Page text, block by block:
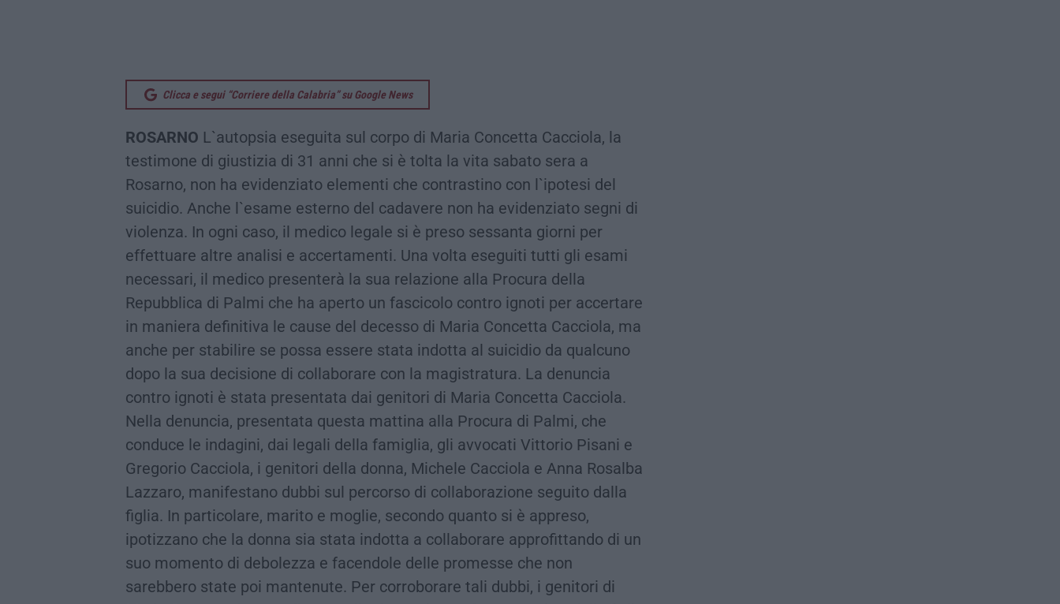
Clicca e segui “Corriere della Calabria” su Google News
ROSARNO L`autopsia eseguita sul corpo di Maria Concetta Cacciola, la
testimone di giustizia di 31 anni che si è tolta la vita sabato sera a
Rosarno, non ha evidenziato elementi che contrastino con l`ipotesi del
suicidio. Anche l`esame esterno del cadavere non ha evidenziato segni di
violenza. In ogni caso, il medico legale si è preso sessanta giorni per
effettuare altre analisi e accertamenti. Una volta eseguiti tutti gli esami
necessari, il medico presenterà la sua relazione alla Procura della
Repubblica di Palmi che ha aperto un fascicolo contro ignoti per accertare
in maniera definitiva le cause del decesso di Maria Concetta Cacciola, ma
anche per stabilire se possa essere stata indotta al suicidio da qualcuno
dopo la sua decisione di collaborare con la magistratura. La denuncia
contro ignoti è stata presentata dai genitori di Maria Concetta Cacciola.
Nella denuncia, presentata questa mattina alla Procura di Palmi, che
conduce le indagini, dai legali della famiglia, gli avvocati Vittorio Pisani e
Gregorio Cacciola, i genitori della donna, Michele Cacciola e Anna Rosalba
Lazzaro, manifestano dubbi sul percorso di collaborazione seguito dalla
figlia. In particolare, marito e moglie, secondo quanto si è appreso,
ipotizzano che la donna sia stata indotta a collaborare approfittando di un
suo momento di debolezza e facendole delle promesse che non
sarebbero state poi mantenute. Per corroborare tali dubbi, i genitori di